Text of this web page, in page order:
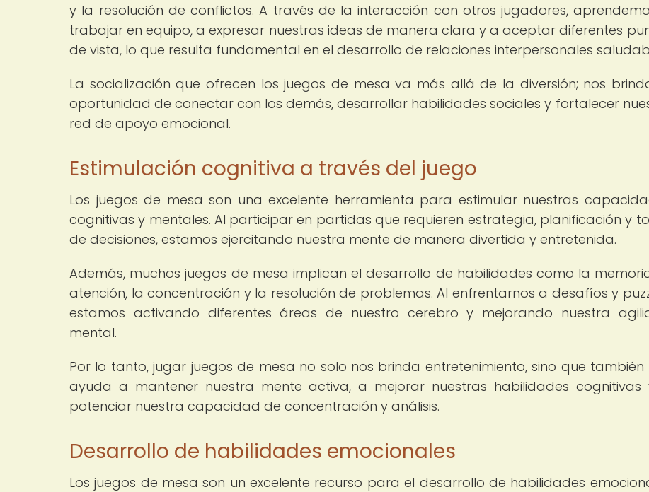
y la resolución de conflictos. A través de la interacción con otros jugadores,
trabajar en equipo, a expresar nuestras ideas de manera clara y a aceptar diferentes
de vista, lo que resulta fundamental en el desarrollo de relaciones interpersonales
La socialización que ofrecen los juegos de mesa va más allá de la diversión; nos
oportunidad de conectar con los demás, desarrollar habilidades sociales y fortalecer
red de apoyo emocional.
Estimulación cognitiva a través del juego
Los juegos de mesa son una excelente herramienta para estimular nuestras
cognitivas y mentales. Al participar en partidas que requieren estrategia, planificación y
de decisiones, estamos ejercitando nuestra mente de manera divertida y entretenida.
Además, muchos juegos de mesa implican el desarrollo de habilidades como la
atención, la concentración y la resolución de problemas. Al enfrentarnos a desafíos y
estamos activando diferentes áreas de nuestro cerebro y mejorando nuestra
mental.
Por lo tanto, jugar juegos de mesa no solo nos brinda entretenimiento, sino que también
ayuda a mantener nuestra mente activa, a mejorar nuestras habilidades cognitivas
potenciar nuestra capacidad de concentración y análisis.
Desarrollo de habilidades emocionales
Los juegos de mesa son un excelente recurso para el desarrollo de habilidades